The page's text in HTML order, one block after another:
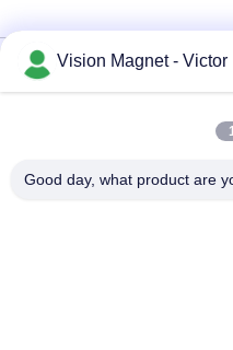
China Goede kwaliteit
Auteursrecht © 2019-2026
Co., Ltd. Alle
Vision Magnet - Victor
Good day, what product are